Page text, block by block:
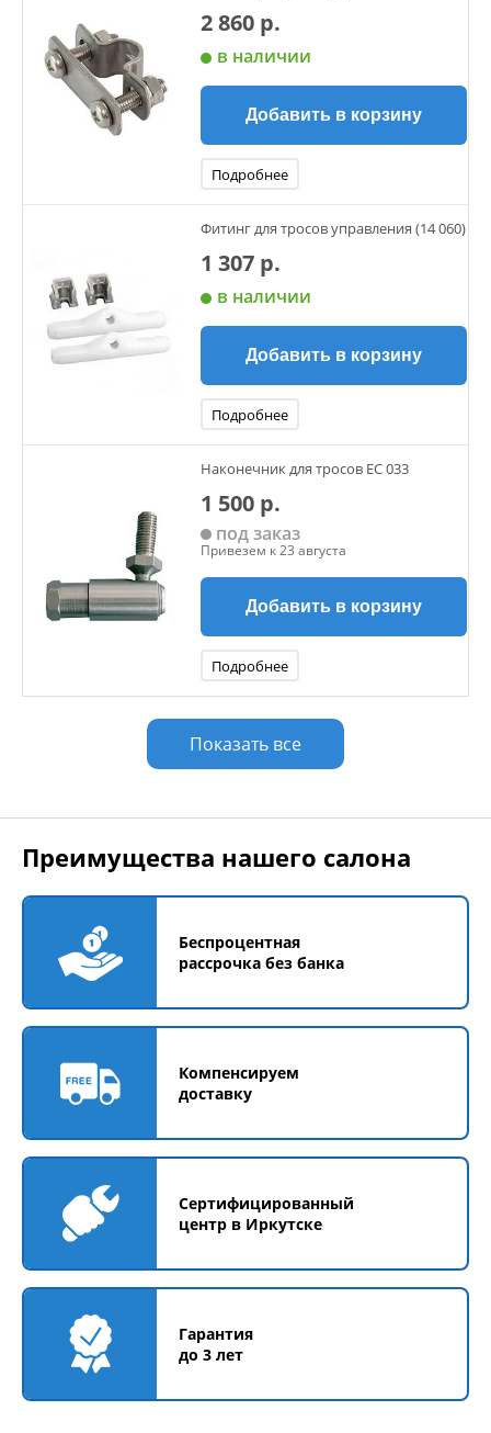
2 860 р.
в наличии
Добавить в корзину
Подробнее
Фитинг для тросов управления (14 060)
1 307 р.
в наличии
Добавить в корзину
Подробнее
Наконечник для тросов ЕС 033
1 500 р.
под заказ
Привезем к 23 августа
Добавить в корзину
Подробнее
Показать все
Преимущества нашего салона
Беспроцентная
рассрочка без банка
Компенсируем
доставку
Сертифицированный
центр в Иркутске
Гарантия
до 3 лет